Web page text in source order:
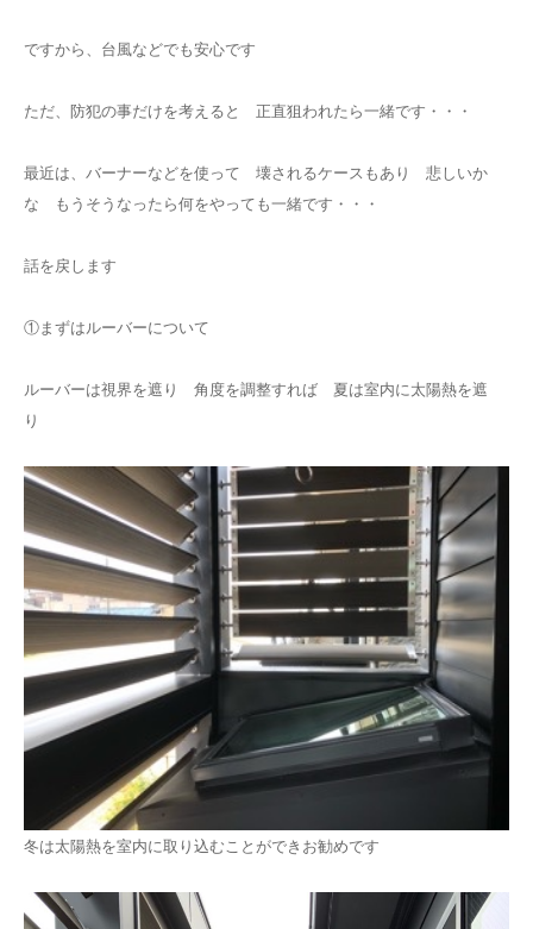
ですから、台風などでも安心です
ただ、防犯の事だけを考えると 正直狙われたら一緒です・・・
最近は、バーナーなどを使って 壊されるケースもあり 悲しいか
な もうそうなったら何をやっても一緒です・・・
話を戻します
①まずはルーバーについて
ルーバーは視界を遮り 角度を調整すれば 夏は室内に太陽熱を遮
り
冬は太陽熱を室内に取り込むことができお勧めです